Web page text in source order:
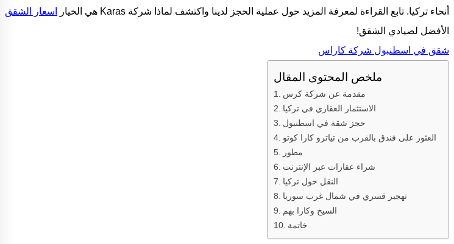
أنحاء تركيا. تابع القراءة لمعرفة المزيد حول عملية الحجز لدينا واكتشف لماذا شركة Karas هي الخيار
اسعار الشقق
الأفضل لصيادي الشقق!
شقق في اسطنبول شركة كاراس
ملخص المحتوى المقال
مقدمة عن شركة كرس
الاستثمار العقاري في تركيا
حجز شقة في اسطنبول
العثور على فندق بالقرب من تياترو كارا كوتو
مطور
شراء عقارات عبر الإنترنت
النقل حول تركيا
تهجير قسري في شمال غرب سوريا
السيخ وكارا بهم
خاتمة